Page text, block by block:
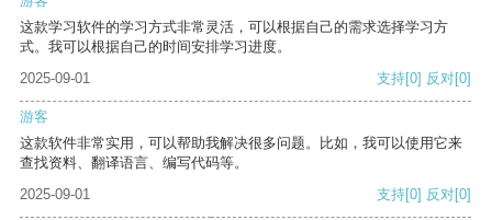
这款学习软件的学习方式非常灵活，可以根据自己的需求选择学习方
式。我可以根据自己的时间安排学习进度。
2025-09-01
支持[0] 反对[0]
游客
这款软件非常实用，可以帮助我解决很多问题。比如，我可以使用它来
查找资料、翻译语言、编写代码等。
2025-09-01
支持[0] 反对[0]